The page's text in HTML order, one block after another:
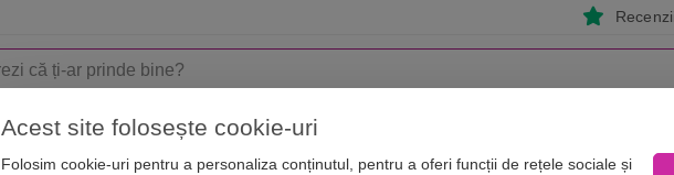
Horoscop Zodii Astrologie Numerologie
Acest site folosește cookie-uri
Folosim cookie-uri pentru a personaliza conținutul, pentru a oferi funcții de rețele sociale și